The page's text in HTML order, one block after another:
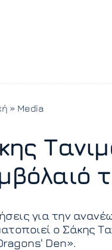
» Media
για την
ο Σάκης
Den».